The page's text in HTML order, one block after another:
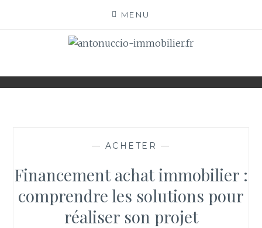
MENU
IMMOBILIER.FR
— ACHETER —
Financement achat immobilier :
comprendre les solutions pour
réaliser son projet